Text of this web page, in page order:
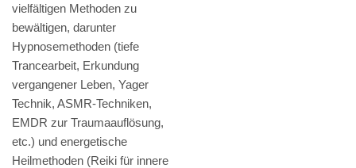
vielfältigen Methoden zu
bewältigen, darunter
Hypnosemethoden (tiefe
Trancearbeit, Erkundung
vergangener Leben, Yager
Technik, ASMR-Techniken,
EMDR zur Traumaauflösung,
etc.) und energetische
Heilmethoden (Reiki für innere